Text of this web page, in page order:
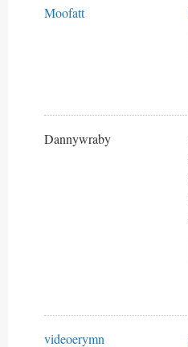
Moofatt
Dannywraby
videoerymn